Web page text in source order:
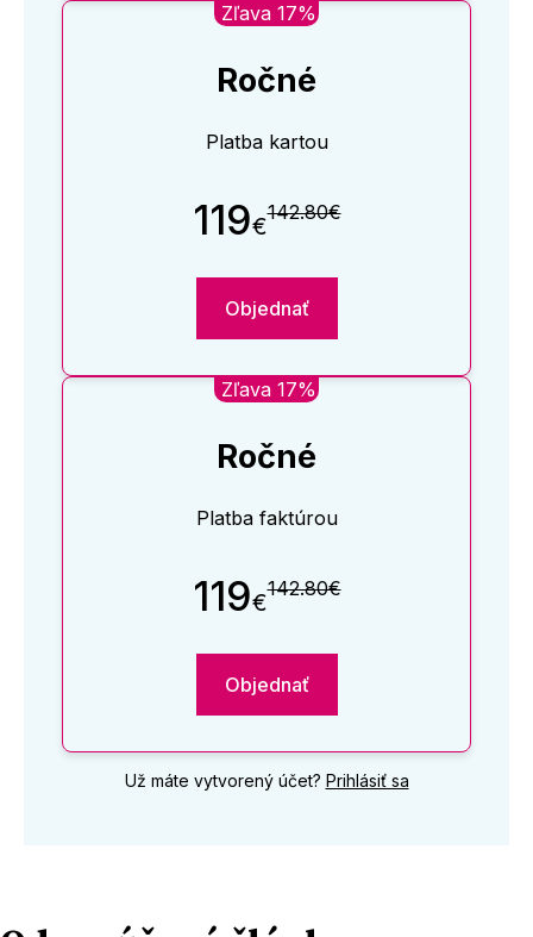
Zľava 17%
Ročné
Platba kartou
119€142.80€
Objednať
Zľava 17%
Ročné
Platba faktúrou
119€142.80€
Objednať
Už máte vytvorený účet? Prihlásiť sa